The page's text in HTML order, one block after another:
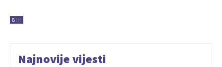
BIH
Najnovije vijesti